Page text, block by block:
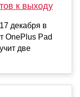
к выходу
декабря в
OnePlus Pad
две